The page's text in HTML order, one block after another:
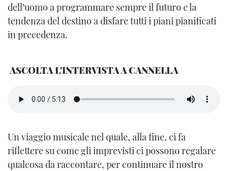
dell’uomo a programmare sempre il futuro e la
tendenza del destino a disfare tutti i piani pianificati
in precedenza.
ASCOLTA L'INTERVISTA A CANNELLA
Un viaggio musicale nel quale, alla fine, ci fa
riflettere su come gli imprevisti ci possono regalare
qualcosa da raccontare, per continuare il nostro